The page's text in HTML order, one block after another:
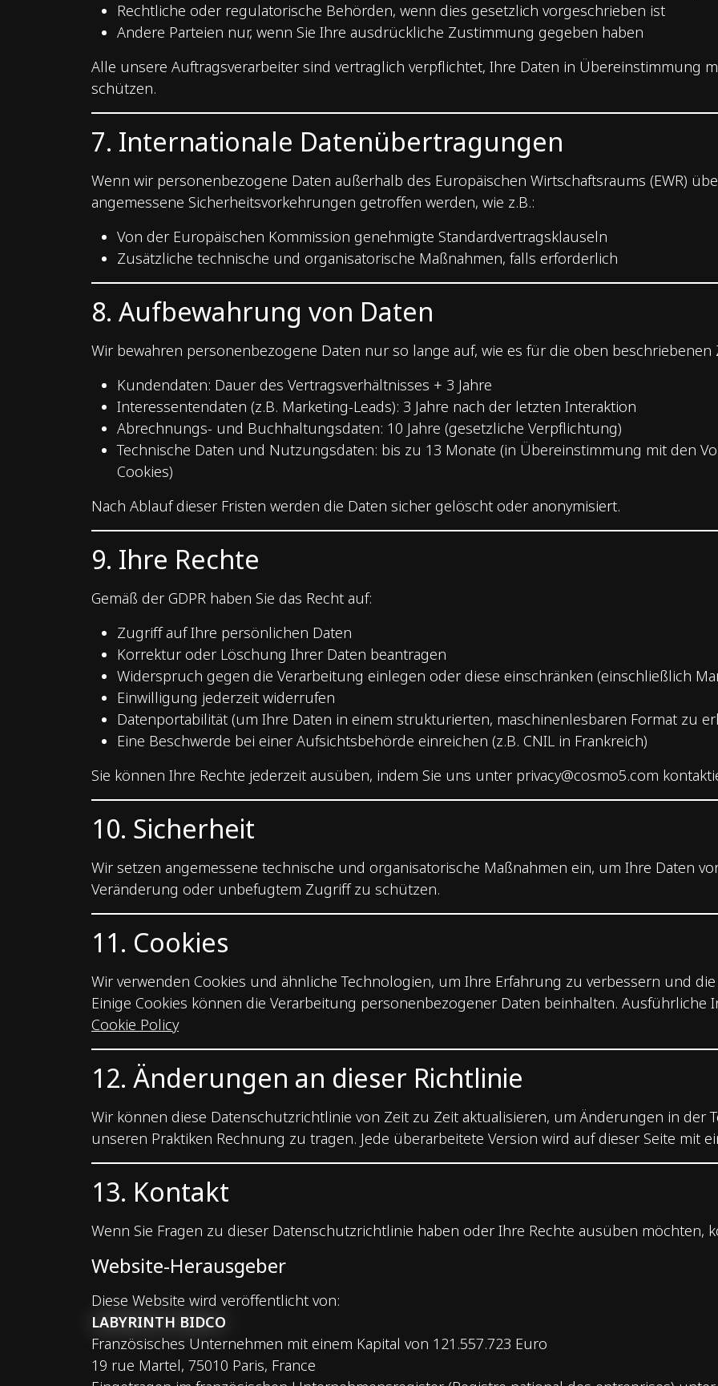
Rechtliche oder regulatorische Behörden, wenn dies gesetzlich vorgeschrieben ist
Andere Parteien nur, wenn Sie Ihre ausdrückliche Zustimmung gegeben haben
Alle unsere Auftragsverarbeiter sind vertraglich verpflichtet, Ihre Daten in Übereinstimmung
schützen.
7. Internationale Datenübertragungen
Wenn wir personenbezogene Daten außerhalb des Europäischen Wirtschaftsraums (EWR)
angemessene Sicherheitsvorkehrungen getroffen werden, wie z.B.:
Von der Europäischen Kommission genehmigte Standardvertragsklauseln
Zusätzliche technische und organisatorische Maßnahmen, falls erforderlich
8. Aufbewahrung von Daten
Wir bewahren personenbezogene Daten nur so lange auf, wie es für die oben beschriebenen
Kundendaten: Dauer des Vertragsverhältnisses + 3 Jahre
Interessentendaten (z.B. Marketing-Leads): 3 Jahre nach der letzten Interaktion
Abrechnungs- und Buchhaltungsdaten: 10 Jahre (gesetzliche Verpflichtung)
Technische Daten und Nutzungsdaten: bis zu 13 Monate (in Übereinstimmung mit den
Cookies)
Nach Ablauf dieser Fristen werden die Daten sicher gelöscht oder anonymisiert.
9. Ihre Rechte
Gemäß der GDPR haben Sie das Recht auf:
Zugriff auf Ihre persönlichen Daten
Korrektur oder Löschung Ihrer Daten beantragen
Widerspruch gegen die Verarbeitung einlegen oder diese einschränken (einschließlich
Einwilligung jederzeit widerrufen
Datenportabilität (um Ihre Daten in einem strukturierten, maschinenlesbaren Format zu
Eine Beschwerde bei einer Aufsichtsbehörde einreichen (z.B. CNIL in Frankreich)
Sie können Ihre Rechte jederzeit ausüben, indem Sie uns unter privacy@cosmo5.com
10. Sicherheit
Wir setzen angemessene technische und organisatorische Maßnahmen ein, um Ihre Daten
Veränderung oder unbefugtem Zugriff zu schützen.
11. Cookies
Wir verwenden Cookies und ähnliche Technologien, um Ihre Erfahrung zu verbessern und
Einige Cookies können die Verarbeitung personenbezogener Daten beinhalten. Ausführliche
Cookie Policy
12. Änderungen an dieser Richtlinie
Wir können diese Datenschutzrichtlinie von Zeit zu Zeit aktualisieren, um Änderungen in der
unseren Praktiken Rechnung zu tragen. Jede überarbeitete Version wird auf dieser Seite mit
13. Kontakt
Wenn Sie Fragen zu dieser Datenschutzrichtlinie haben oder Ihre Rechte ausüben möchten,
Website-Herausgeber
Diese Website wird veröffentlicht von:
LABYRINTH BIDCO
Französisches Unternehmen mit einem Kapital von 121.557.723 Euro
19 rue Martel, 75010 Paris, France